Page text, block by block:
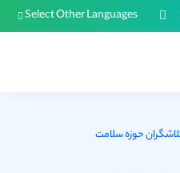
Select Other Languages